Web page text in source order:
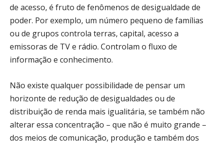
de acesso, é fruto de fenômenos de desigualdade de
poder. Por exemplo, um número pequeno de famílias
ou de grupos controla terras, capital, acesso a
emissoras de TV e rádio. Controlam o fluxo de
informação e conhecimento.
Não existe qualquer possibilidade de pensar um
horizonte de redução de desigualdades ou de
distribuição de renda mais igualitária, se também não
alterar essa concentração – que não é muito grande –
dos meios de comunicação, produção e também dos